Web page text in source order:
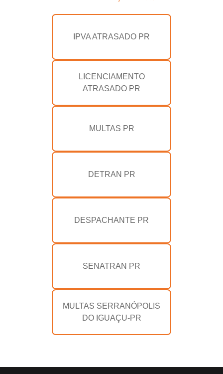
IPVA ATRASADO PR
LICENCIAMENTO
ATRASADO PR
MULTAS PR
DETRAN PR
DESPACHANTE PR
SENATRAN PR
MULTAS SERRANÓPOLIS
DO IGUAÇU-PR